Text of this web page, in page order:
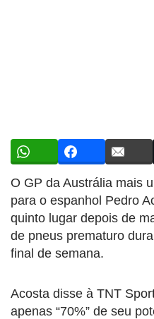
O GP da Austrália mais
para o espanhol Pedro
quinto lugar depois de
de pneus prematuro
final de semana.
Acosta disse à TNT
apenas “70%” de seu